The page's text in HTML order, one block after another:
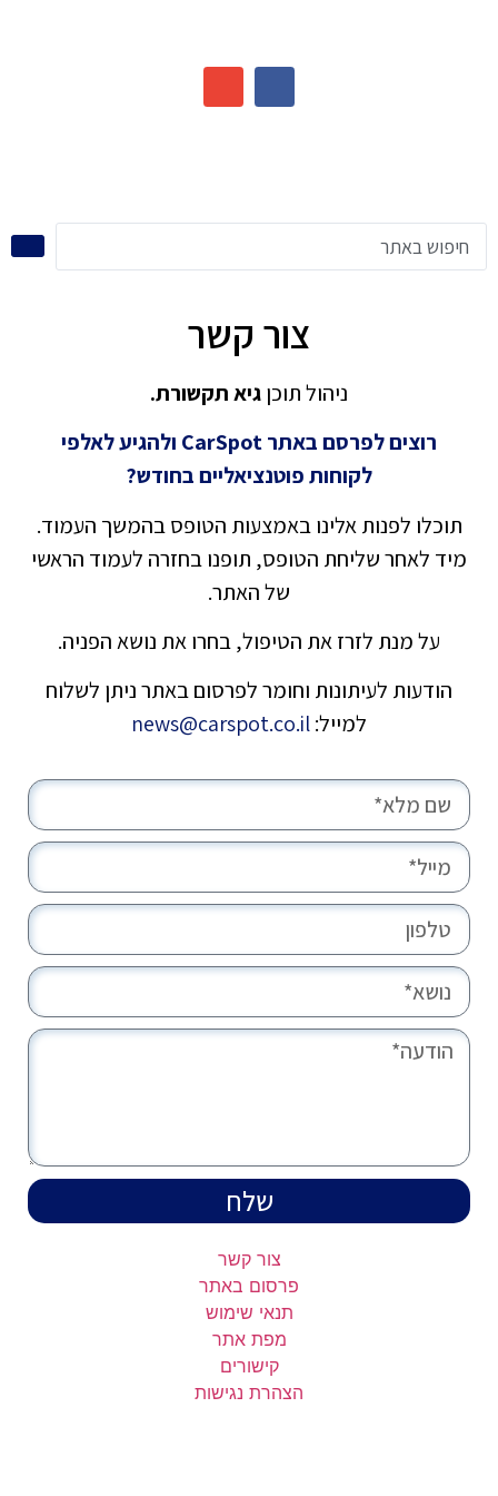
צור קשר
ניהול תוכןגיא תקשורת.
רוצים לפרסם באתר CarSpot ולהגיע לאלפי
לקוחות פוטנציאליים בחודש?
תוכלו לפנות אלינו באמצעות הטופס בהמשך העמוד.
מיד לאחר שליחת הטופס, תופנו בחזרה לעמוד הראשי
של האתר.
על מנת לזרז את הטיפול, בחרו את נושא הפניה.
הודעות לעיתונות וחומר לפרסום באתר ניתן לשלוח
למייל:news@carspot.co.il
שלח
צור קשר
פרסום באתר
תנאי שימוש
מפת אתר
קישורים
הצהרת נגישות